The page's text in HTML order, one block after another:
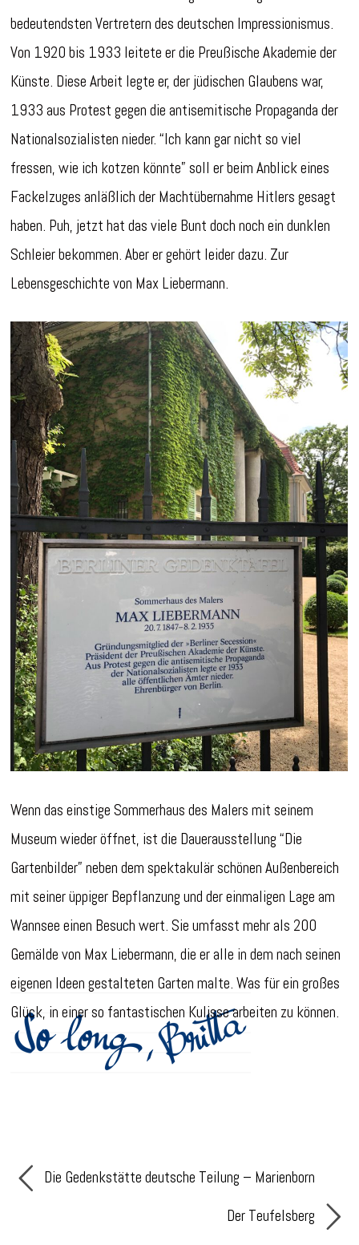
bedeutendsten Vertretern des deutschen Impressionismus.
Von 1920 bis 1933 leitete er die Preußische Akademie der
Künste. Diese Arbeit legte er, der jüdischen Glaubens war,
1933 aus Protest gegen die antisemitische Propaganda der
Nationalsozialisten nieder. “Ich kann gar nicht so viel
fressen, wie ich kotzen könnte” soll er beim Anblick eines
Fackelzuges anläßlich der Machtübernahme Hitlers gesagt
haben. Puh, jetzt hat das viele Bunt doch noch ein dunklen
Schleier bekommen. Aber er gehört leider dazu. Zur
Lebensgeschichte von Max Liebermann.
Wenn das einstige Sommerhaus des Malers mit seinem
Museum wieder öffnet, ist die Dauerausstellung “Die
Gartenbilder” neben dem spektakulär schönen Außenbereich
mit seiner üppiger Bepflanzung und der einmaligen Lage am
Wannsee einen Besuch wert. Sie umfasst mehr als 200
Gemälde von Max Liebermann, die er alle in dem nach seinen
eigenen Ideen gestalteten Garten malte. Was für ein großes
Glück, in einer so fantastischen Kulisse arbeiten zu können.
Die Gedenkstätte deutsche Teilung – Marienborn
Der Teufelsberg